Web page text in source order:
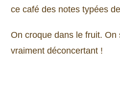
ce café des notes typées
On croque dans le fruit. On
vraiment déconcertant !